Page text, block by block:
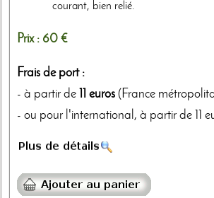
courant, bien relié.
Prix : 60 €
Frais de port :
- à partir de
11 euros (France
- ou pour l'international, à partir de 11